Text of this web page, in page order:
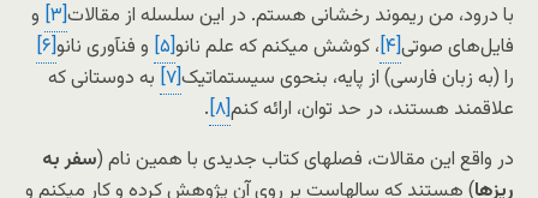
با درود، من ریموند رخشانی هستم. در این سلسله از مقالات[۳]
و
فایل‌­های صوتی[۴] ، کوشش می­کنم که علم نانو[۵] و فن­آوری نانو[۶]
را (به زبان فارسی) از پایه، بنحوی سیستماتیک[۷]
به دوستانی که
علاقمند هستند، در حد توان، ارائه کنم[۸] .
در واقع این مقالات، فصل­های کتاب جدیدی با همین نام (سفر به
ریزها) هستند که سال­هاست بر روی آن پژوهش کرده و کار می­کنم و